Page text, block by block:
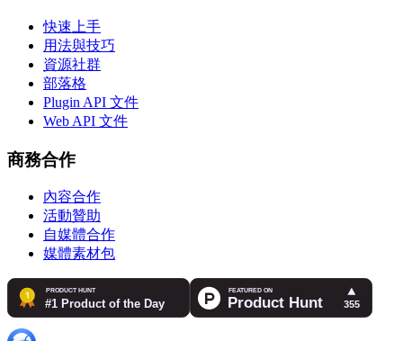
快速上手
用法與技巧
資源社群
部落格
Plugin API 文件
Web API 文件
商務合作
內容合作
活動贊助
自媒體合作
媒體素材包